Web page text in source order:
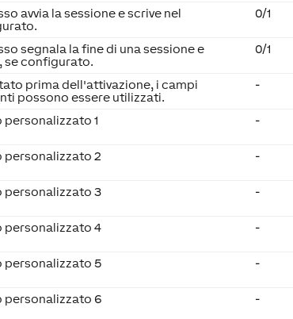
avvia la sessione e scrive nel
0/1
segnala la fine di una sessione e
se configurato.
0/1
prima dell'attivazione, i campi
possono essere utilizzati.
-
1 -
personalizzato 2 -
personalizzato 3 -
personalizzato 4 -
personalizzato 5 -
personalizzato 6 -